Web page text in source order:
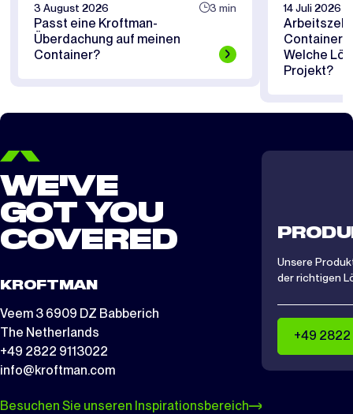
3 August 2026 3 min
Passt eine Kroftman-
Überdachung auf meinen
Container?
14 Juli 2026
Arbeitszelt
Welche
Projekt?
WE'VE
GOT YOU
COVERED
KROFTMAN
Veem 3 6909 DZ Babberich
The Netherlands
+49 2822 9113022
info@kroftman.com
Besuchen Sie unseren Inspirationsbereich
Unsere
der richtigen
+49 2822